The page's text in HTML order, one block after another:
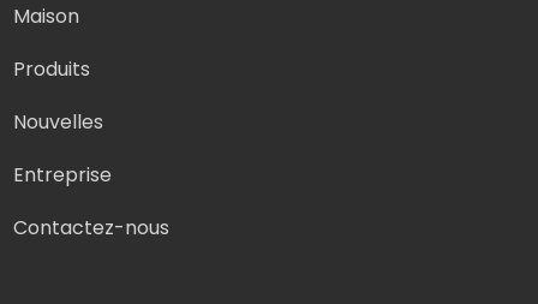
Maison
Produits
Nouvelles
Entreprise
Contactez-nous